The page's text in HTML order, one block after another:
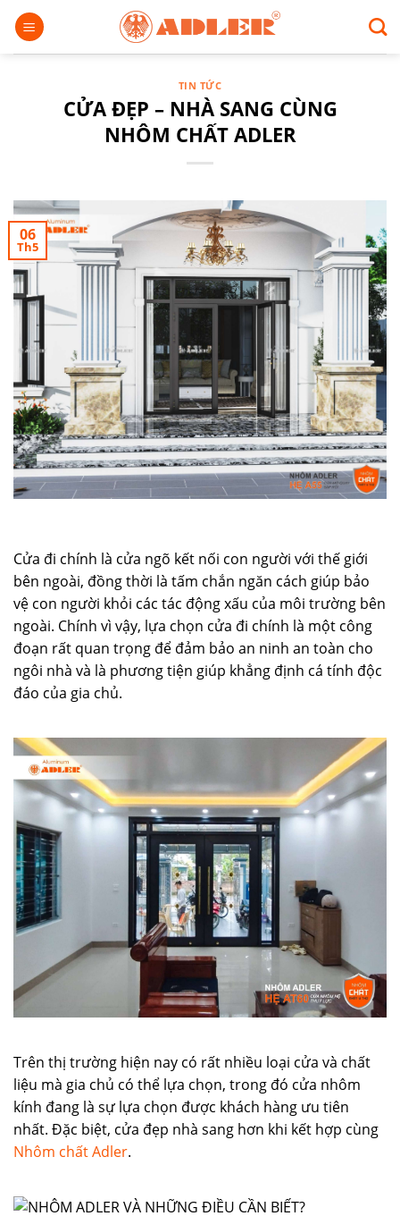
Chuyển
đến
nội
TIN TỨC
CỬA ĐẸP – NHÀ SANG CÙNG
NHÔM CHẤT ADLER
06
Th5
Cửa đi chính là cửa ngõ kết nối con người với thế giới
bên ngoài, đồng thời là tấm chắn ngăn cách giúp bảo
vệ con người khỏi các tác động xấu của môi trường bên
ngoài. Chính vì vậy, lựa chọn cửa đi chính là một công
đoạn rất quan trọng để đảm bảo an ninh an toàn cho
ngôi nhà và là phương tiện giúp khẳng định cá tính độc
đáo của gia chủ.
Trên thị trường hiện nay có rất nhiều loại cửa và chất
liệu mà gia chủ có thể lựa chọn, trong đó cửa nhôm
kính đang là sự lựa chọn được khách hàng ưu tiên
nhất. Đặc biệt, cửa đẹp nhà sang hơn khi kết hợp cùng
Nhôm chất Adler.